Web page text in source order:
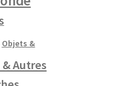
Objets &
Autres